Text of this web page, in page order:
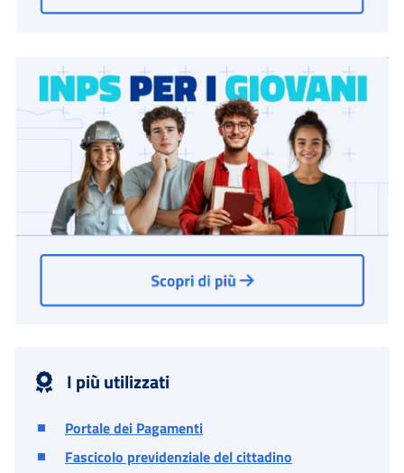
I più utilizzati
Portale dei Pagamenti
Fascicolo previdenziale del cittadino